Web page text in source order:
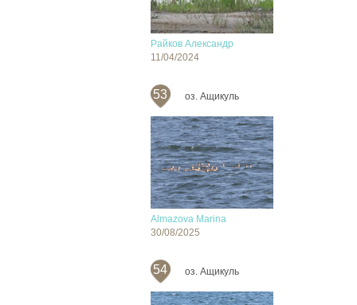
Райков Александр
11/04/2024
53 оз. Ащикуль
Almazova Marina
30/08/2025
54 оз. Ащикуль